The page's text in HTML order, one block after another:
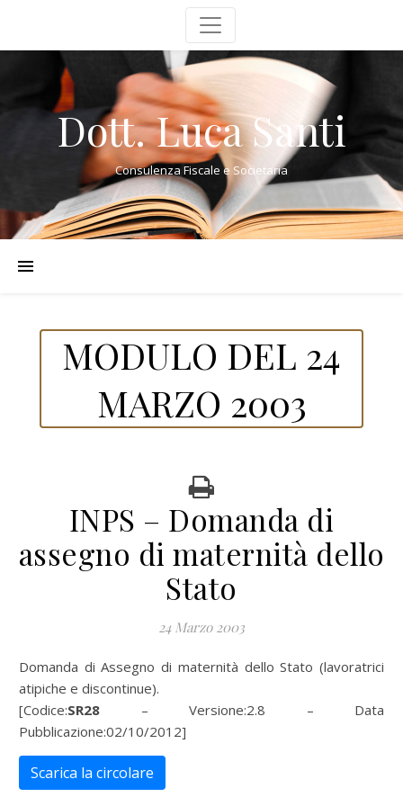
Dott. Luca Santi
Consulenza Fiscale e Societaria
MODULO DEL 24
MARZO 2003
INPS – Domanda di
assegno di maternità dello
Stato
24 Marzo 2003
Domanda di Assegno di maternità dello Stato (lavoratrici
atipiche e discontinue).
[Codice:SR28 – Versione:2.8 – Data
Pubblicazione:02/10/2012]
Scarica la circolare